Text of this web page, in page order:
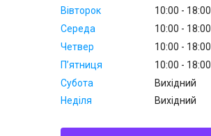
Вівторок
10:00
18:00
Середа
10:00
18:00
Четвер
10:00
18:00
Пʼятниця
10:00
18:00
Субота
Вихідний
Неділя
Вихідний